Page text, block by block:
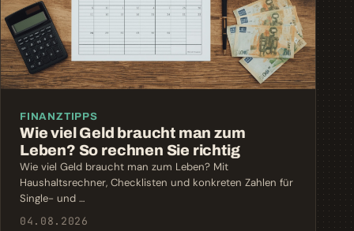
FINANZTIPPS
Wie viel Geld braucht man zum
Leben? So rechnen Sie richtig
Wie viel Geld braucht man zum Leben? Mit
Haushaltsrechner, Checklisten und konkreten Zahlen für
Single- und …
04.08.2026